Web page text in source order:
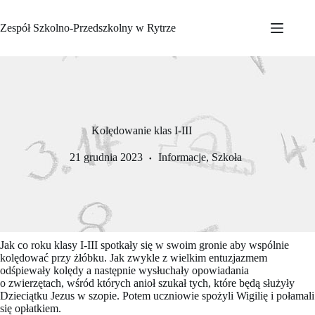
treści
Zespół Szkolno-Przedszkolny w Rytrze
Kolędowanie klas I-III
21 grudnia 2023 Informacje,Szkoła
Jak co roku klasy I-III spotkały się w swoim gronie aby wspólnie
kolędować przy żłóbku. Jak zwykle z wielkim entuzjazmem
odśpiewały kolędy a następnie wysłuchały opowiadania
o zwierzętach, wśród których anioł szukał tych, które będą służyły
Dzieciątku Jezus w szopie. Potem uczniowie spożyli Wigilię i połamali
się opłatkiem.